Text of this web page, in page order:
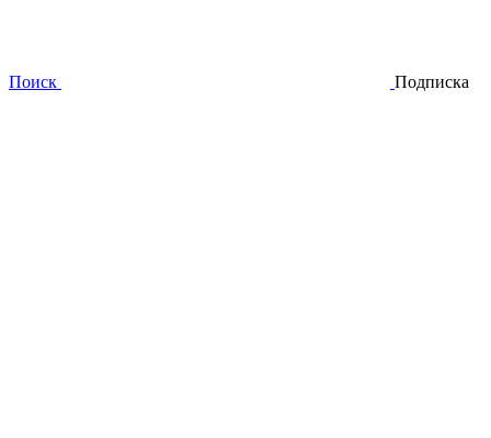
Поиск Подписка